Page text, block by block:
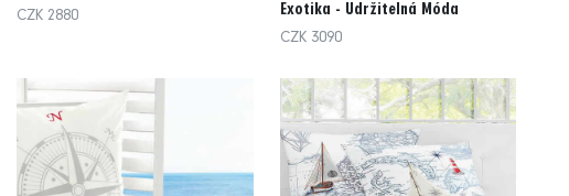
CZK 2880
Exotika - Udržitelná Móda
CZK 3090